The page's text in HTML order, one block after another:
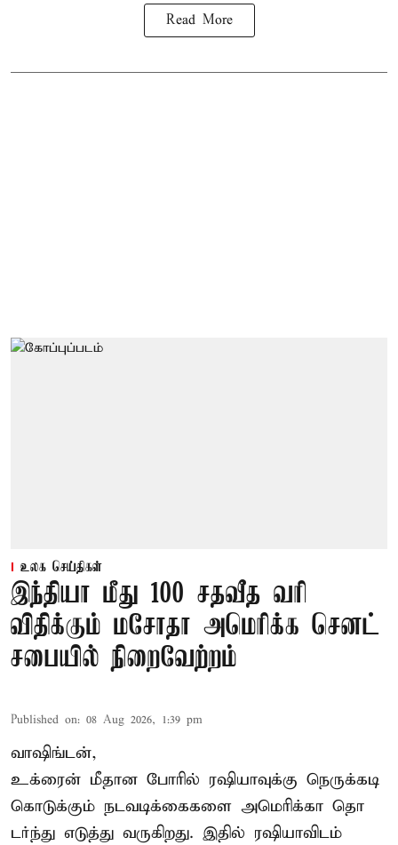
Read More
உலக செய்திகள்
இந்தியா மீது 100 சதவீத வரி
விதிக்கும் மசோதா அமெரிக்க செனட்
சபையில் நிறைவேற்றம்
Published on: 08 Aug 2026, 1:39 pm
வாஷிங்டன்,
உக்ரைன் மீதான போரில் ரஷியாவுக்கு நெருக்கடி
கொடுக்கும் நடவடிக்கைகளை அமெரிக்கா தொ
டர்ந்து எடுத்து வருகிறது. இதில் ரஷியாவிடம்